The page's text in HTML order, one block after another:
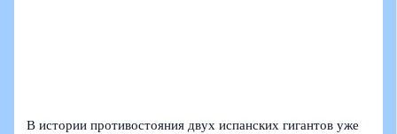
В истории противостояния двух испанских гигантов уже